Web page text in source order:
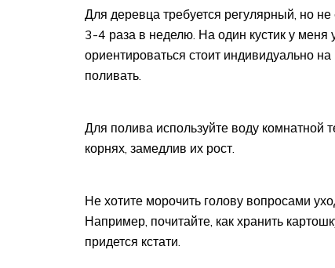
Для деревца требуется регулярный, но
3-4 раза в неделю. На один кустик у
ориентироваться стоит индивидуально
поливать.
Для полива используйте воду комнатной
корнях, замедлив их рост.
Не хотите морочить голову вопросами
Например, почитайте, как хранить
придется кстати.